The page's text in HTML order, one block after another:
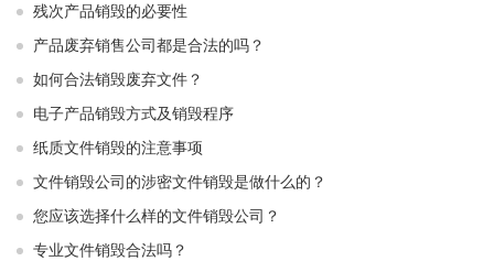
残次产品销毁的必要性
产品废弃销售公司都是合法的吗？
如何合法销毁废弃文件？
电子产品销毁方式及销毁程序
纸质文件销毁的注意事项
文件销毁公司的涉密文件销毁是做什么的？
您应该选择什么样的文件销毁公司？
专业文件销毁合法吗？